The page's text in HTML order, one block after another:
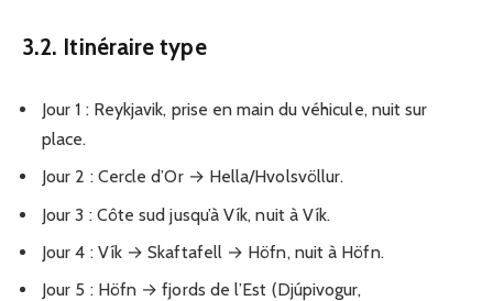
3.2. Itinéraire type
Jour 1 : Reykjavik, prise en main du véhicule, nuit sur
place.
Jour 2 : Cercle d’Or → Hella/Hvolsvöllur.
Jour 3 : Côte sud jusqu’à Vík, nuit à Vík.
Jour 4 : Vík → Skaftafell → Höfn, nuit à Höfn.
Jour 5 : Höfn → fjords de l’Est (Djúpivogur,